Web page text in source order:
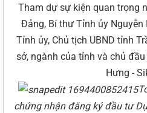
Tham dự sự kiện quan trọng
Đảng, Bí thư Tỉnh ủy Nguyễn
Tỉnh ủy, Chủ tịch UBND tỉnh
sở, ngành của tỉnh và chủ
Hưng -
chứng nhận đăng ký đầu tư